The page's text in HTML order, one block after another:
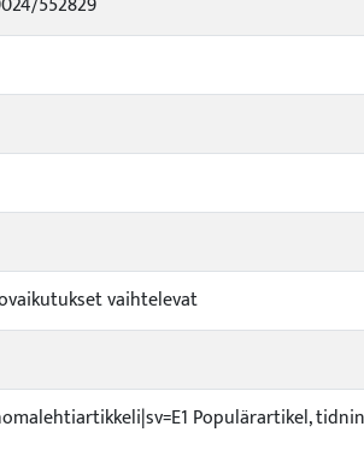
vaihtelevat
Populärartikel,